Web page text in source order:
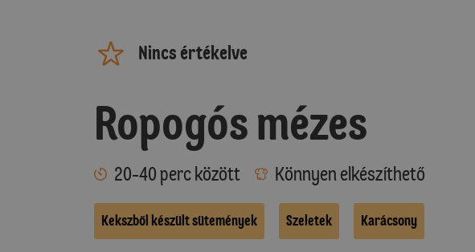
Nincs értékelve
Ropogós mézes
20-40 perc között Könnyen elkészíthető
Kekszből készült sütemények Szeletek Karácsony